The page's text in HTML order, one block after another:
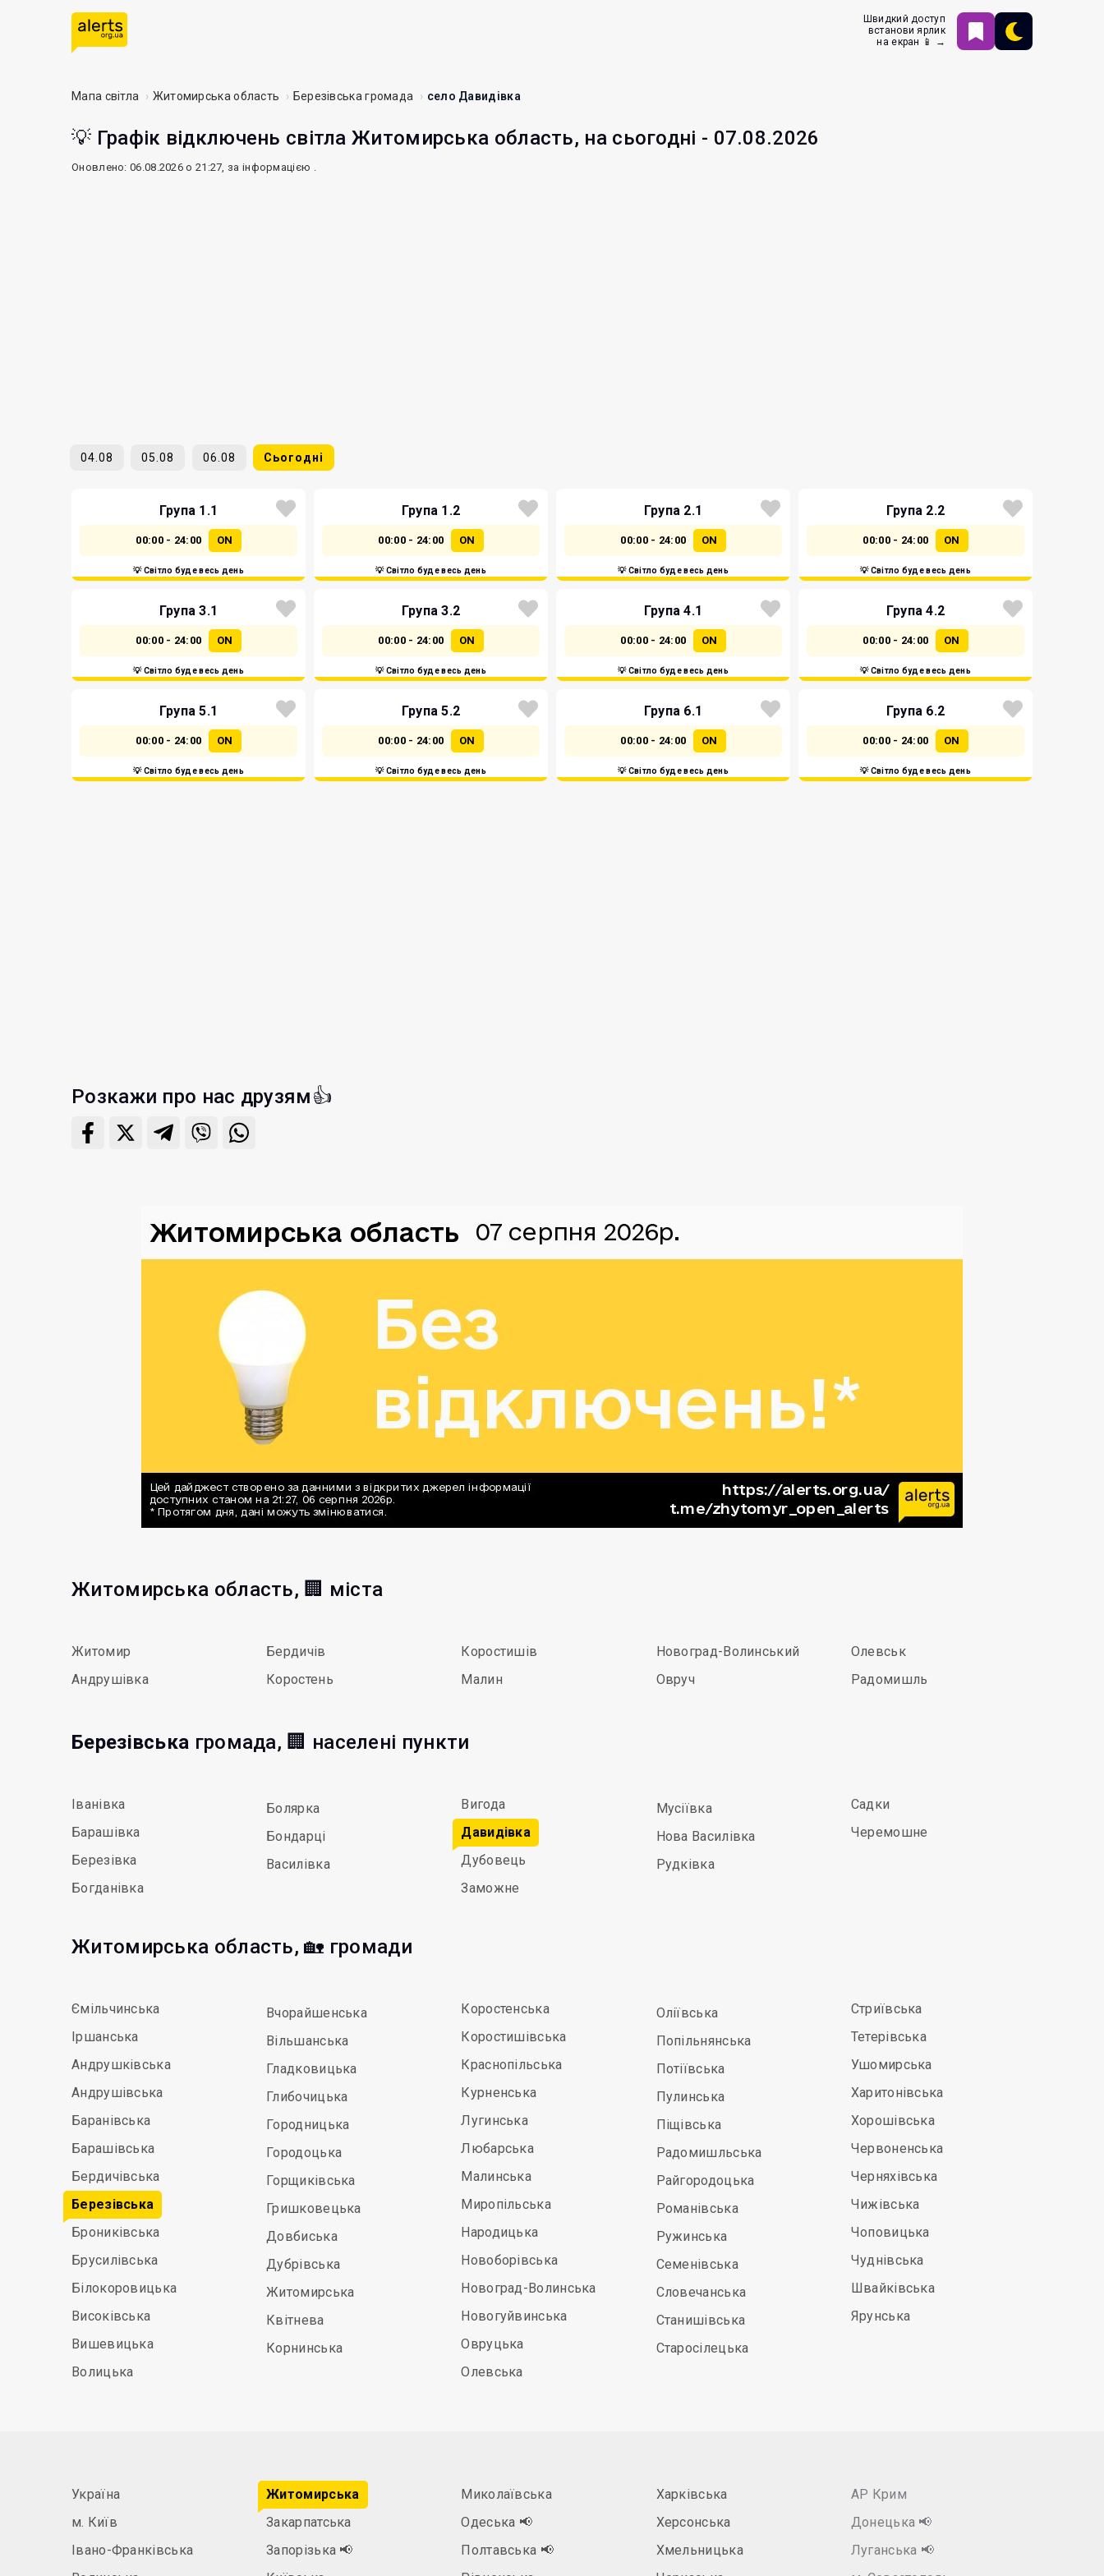
Швидкий доступ
встанови ярлик
на екран 📱 →
Мапа світла Житомирська область Березівська громада село Давидівка
💡 Графік відключень світла Житомирська область, на сьогодні - 07.08.2026
Оновлено: 06.08.2026 о 21:27, за інформацією .
04.08 05.08 06.08 Сьогодні
Група 1.1
00:00 - 24:00 ON
💡 Світло буде весь день
Група 1.2
00:00 - 24:00 ON
💡 Світло буде весь день
Група 2.1
00:00 - 24:00 ON
💡 Світло буде весь день
Група 2.2
00:00 - 24:00 ON
💡 Світло буде весь день
Група 3.1
00:00 - 24:00 ON
💡 Світло буде весь день
Група 3.2
00:00 - 24:00 ON
💡 Світло буде весь день
Група 4.1
00:00 - 24:00 ON
💡 Світло буде весь день
Група 4.2
00:00 - 24:00 ON
💡 Світло буде весь день
Група 5.1
00:00 - 24:00 ON
💡 Світло буде весь день
Група 5.2
00:00 - 24:00 ON
💡 Світло буде весь день
Група 6.1
00:00 - 24:00 ON
💡 Світло буде весь день
Група 6.2
00:00 - 24:00 ON
💡 Світло буде весь день
Розкажи про нас друзям👍
Житомирська область, 🏢 міста
Житомир
Андрушівка
Бердичів
Коростень
Коростишів
Малин
Новоград-Волинський
Овруч
Олевськ
Радомишль
Березівська громада, 🏢 населені пункти
Іванівка
Барашівка
Березівка
Богданівка
Болярка
Бондарці
Василівка
Вигода
Давидівка
Дубовець
Заможне
Мусіївка
Нова Василівка
Рудківка
Садки
Черемошне
Житомирська область, 🏡 громади
Ємільчинська
Іршанська
Андрушківська
Андрушівська
Баранівська
Барашівська
Бердичівська
Березівська
Брониківська
Брусилівська
Білокоровицька
Високівська
Вишевицька
Волицька
Вчорайшенська
Вільшанська
Гладковицька
Глибочицька
Городницька
Городоцька
Горщиківська
Гришковецька
Довбиська
Дубрівська
Житомирська
Квітнева
Корнинська
Коростенська
Коростишівська
Краснопільська
Курненська
Лугинська
Любарська
Малинська
Миропільська
Народицька
Новоборівська
Новоград-Волинська
Новогуйвинська
Овруцька
Олевська
Оліївська
Попільнянська
Потіївська
Пулинська
Піщівська
Радомишльська
Райгородоцька
Романівська
Ружинська
Семенівська
Словечанська
Станишівська
Старосілецька
Стриївська
Тетерівська
Ушомирська
Харитонівська
Хорошівська
Червоненська
Черняхівська
Чижівська
Чоповицька
Чуднівська
Швайківська
Ярунська
Україна
м. Київ
Івано-Франківська
Житомирська
Закарпатська
Запорізька 📢
Миколаївська
Одеська 📢
Полтавська 📢
Харківська
Херсонська
Хмельницька
АР Крим
Донецька 📢
Луганська 📢